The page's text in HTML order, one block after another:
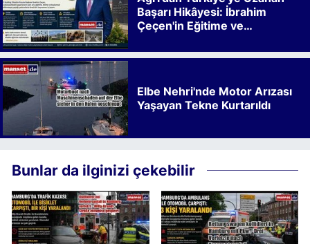
Başarı Hikâyesi: İbrahim
Çeçen'in Eğitime ve
Elbe Nehri'nde Motor Arızası
Yaşayan Tekne Kurtarıldı
Bunlar da ilginizi çekebilir